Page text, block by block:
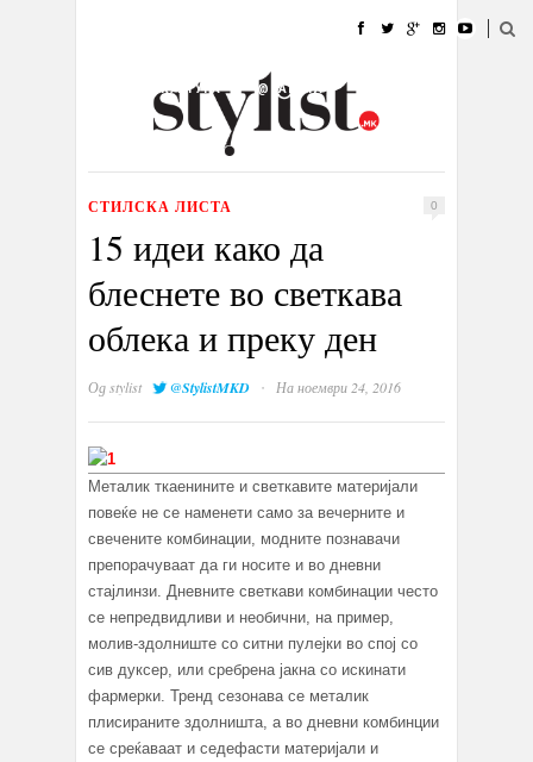
УБАВИНА
КУЛТУРА @РАБОТА
ИЗЛОГ
СТИЛСКА ЛИСТА 0
15 идеи како да
блеснете во светкава
облека и преку ден
Одstylist @StylistMKD · На ноември 24, 2016
Металик ткаенините и светкавите материјали
повеќе не се наменети само за вечерните и
свечените комбинации, модните познавачи
препорачуваат да ги носите и во дневни
стајлинзи. Дневните светкави комбинации често
се непредвидливи и необични, на пример,
молив-здолниште со ситни пулејки во спој со
сив дуксер, или сребрена јакна со искинати
фармерки. Тренд сезонава се металик
плисираните здолништа, а во дневни комбинции
се среќаваат и седефасти материјали и